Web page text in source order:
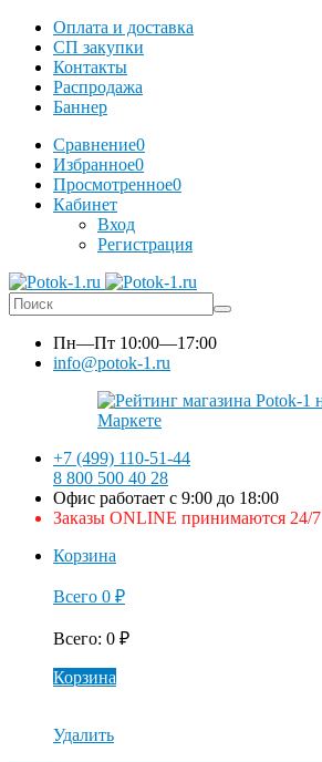
Оплата и доставка
СП закупки
Контакты
Распродажа
Баннер
Сравнение0
Избранное0
Просмотренное0
Кабинет
Вход
Регистрация
Пн—Пт 10:00—17:00
info@potok-1.ru
+7 (499) 110-51-44
8 800 500 40 28
Офис работает с 9:00 до 18:00
Заказы ONLINE принимаются 24/7
Корзина
Всего 0 ₽
Всего: 0 ₽
Корзина
Удалить